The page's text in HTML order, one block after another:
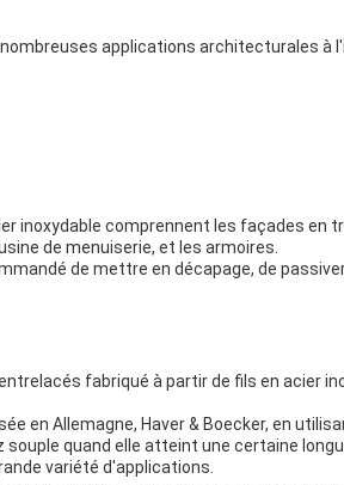
applications architecturales à
comprennent les façades en
de menuiserie, et les armoires.
de mettre en décapage, de
fabriqué à partir de fils en acier
Allemagne, Haver & Boecker, en
quand elle atteint une certaine
variété d'applications.